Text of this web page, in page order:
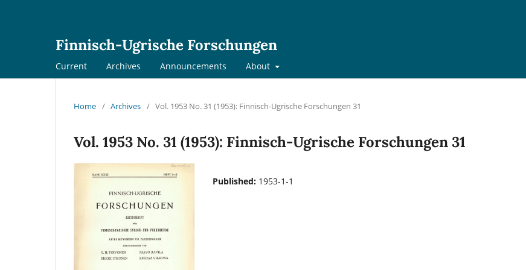
Finnisch-Ugrische Forschungen
Current Archives Announcements About
Home / Archives / Vol. 1953 No. 31 (1953): Finnisch-Ugrische Forschungen 31
Vol. 1953 No. 31 (1953): Finnisch-Ugrische Forschungen 31
Published: 1953-1-1